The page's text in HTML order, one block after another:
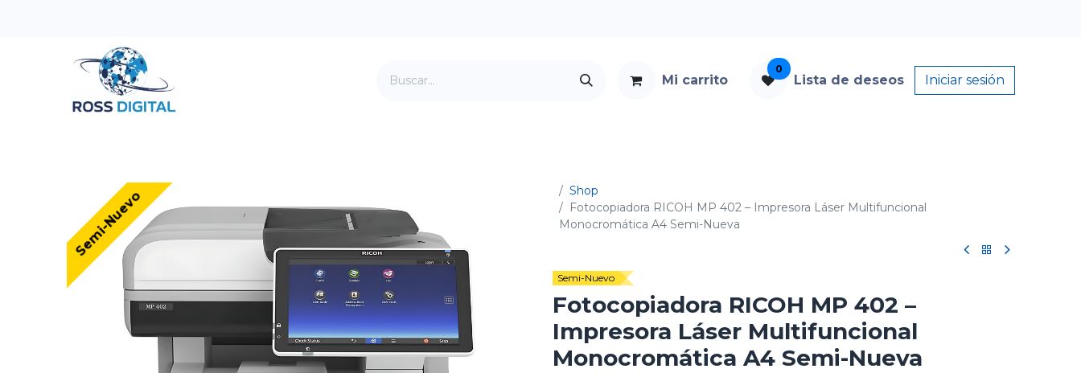
Mi carrito
0
Lista de deseos Iniciar sesión
Semi-Nuevo
Shop
Fotocopiadora RICOH MP 402 – Impresora Láser Multifuncional
Monocromática A4 Semi-Nueva
Semi-Nuevo
Fotocopiadora RICOH MP 402 –
Impresora Láser Multifuncional
Monocromática A4 Semi-Nueva